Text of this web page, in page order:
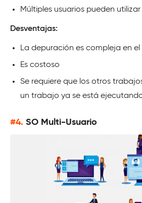
Múltiples usuarios pueden
Desventajas:
La depuración es compleja en el
Es costoso
Se requiere que los otros
un trabajo ya se está
#4. SO Multi-Usuario